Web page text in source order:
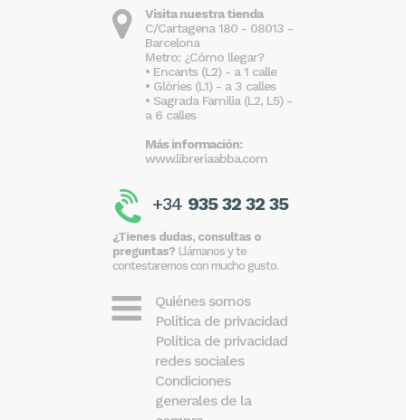
Visita nuestra tienda
C/Cartagena 180 - 08013 -
Barcelona
Metro: ¿Cómo llegar?
• Encants (L2) - a 1 calle
• Glòries (L1) - a 3 calles
• Sagrada Familia (L2, L5) -
a 6 calles
Más información:
www.libreriaabba.com
+34 935 32 32 35
¿Tienes dudas, consultas o
preguntas? Llámanos y te
contestaremos con mucho gusto.
Quiénes somos
Política de privacidad
Política de privacidad
redes sociales
Condiciones
generales de la